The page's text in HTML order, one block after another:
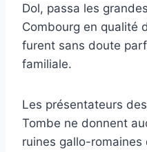
Dol, passa les
Combourg en qualité
furent sans doute
familiale.
Les présentateurs
Tombe ne donnent
ruines gallo-romaines